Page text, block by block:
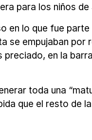
para los niños
en lo que fue
se empujaban por
en la
toda una
que el resto de